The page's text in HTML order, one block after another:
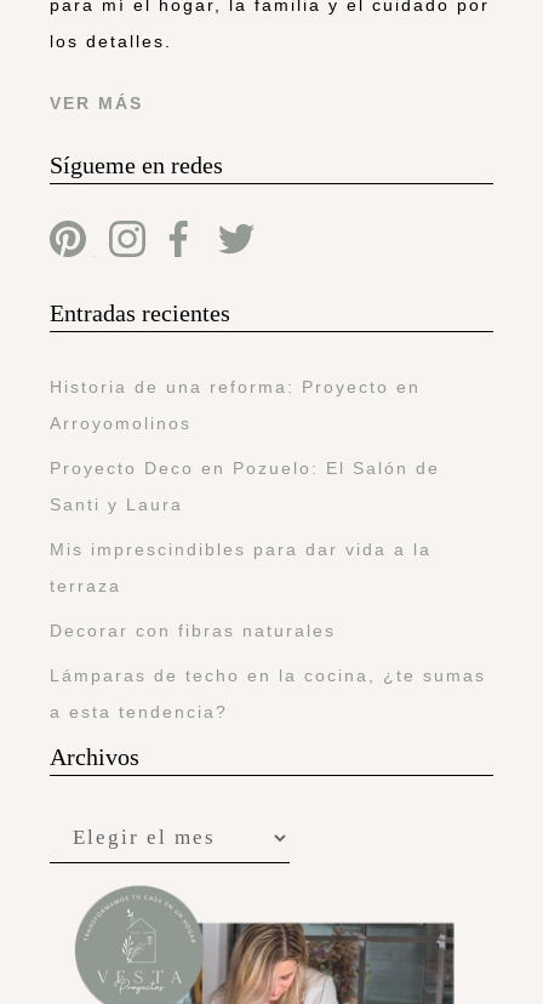
para mí el hogar, la familia y el cuidado por
los detalles.
VER MÁS
Sígueme en redes
Entradas recientes
Historia de una reforma: Proyecto en
Arroyomolinos
Proyecto Deco en Pozuelo: El Salón de
Santi y Laura
Mis imprescindibles para dar vida a la
terraza
Decorar con fibras naturales
Lámparas de techo en la cocina, ¿te sumas
a esta tendencia?
Archivos